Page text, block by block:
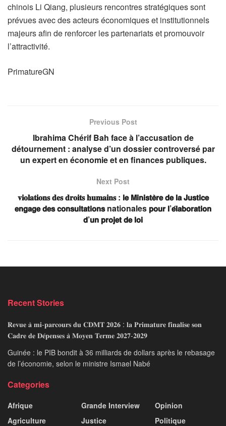
chinois Li Qiang, plusieurs rencontres stratégiques sont
prévues avec des acteurs économiques et institutionnels
majeurs afin de renforcer les partenariats et promouvoir
l’attractivité.
PrimatureGN
Previous Post
Ibrahima Chérif Bah face à l’accusation de
détournement : analyse d’un dossier controversé par
un expert en économie et en finances publiques.
Next Post
𝐯𝐢𝐨𝐥𝐚𝐭𝐢𝐨𝐧𝐬 𝐝𝐞𝐬 𝐝𝐫𝐨𝐢𝐭𝐬 𝐡𝐮𝐦𝐚𝐢𝐧𝐬 : 𝗹𝗲 𝗠𝗶𝗻𝗶𝘀𝘁𝗲̀𝗿𝗲 𝗱𝗲 𝗹𝗮 𝗝𝘂𝘀𝘁𝗶𝗰𝗲
𝗲𝗻𝗴𝗮𝗴𝗲 𝗱𝗲𝘀 𝗰𝗼𝗻𝘀𝘂𝗹𝘁𝗮𝘁𝗶𝗼𝗻𝘀 nationales 𝗽𝗼𝘂𝗿 𝗹’𝗲́𝗹𝗮𝗯𝗼𝗿𝗮𝘁𝗶𝗼𝗻
𝗱’𝘂𝗻 𝗽𝗿𝗼𝗷𝗲𝘁 𝗱𝗲 𝗹𝗼𝗶
Recent Stories
𝐑𝐞𝐯𝐮𝐞 𝐚̀ 𝐦𝐢-𝐩𝐚𝐫𝐜𝐨𝐮𝐫𝐬 𝐝𝐮 𝐂𝐃𝐌𝐓 𝟐𝟎𝟐𝟔 : 𝐥𝐚 𝐏𝐫𝐢𝐦𝐚𝐭𝐮𝐫𝐞 𝐟𝐢𝐧𝐚𝐥𝐢𝐬𝐞 𝐬𝐨𝐧
𝐂𝐚𝐝𝐫𝐞 𝐝𝐞 𝐃𝐞́𝐩𝐞𝐧𝐬𝐞𝐬 𝐚̀ 𝐌𝐨𝐲𝐞𝐧 𝐓𝐞𝐫𝐦𝐞 𝟐𝟎𝟐𝟕-𝟐𝟎𝟐𝟗
Guinée : le PIB bondit à 36 milliards de dollars après le rebasage
de l’économie, selon le ministre Ismael Nabé
Categories
Afrique
Agriculture
Grande Interview
Justice
Opinion
Politique